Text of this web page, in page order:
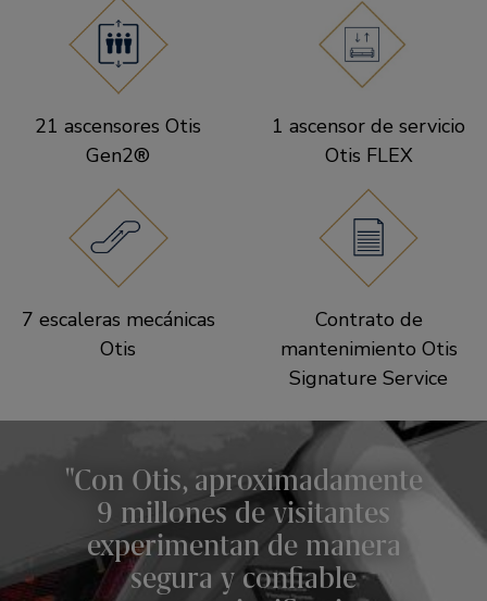
21 ascensores Otis
Gen2®
1 ascensor de servicio
Otis FLEX
7 escaleras mecánicas
Otis
Contrato de
mantenimiento Otis
Signature Service
Con Otis, aproximadamente
9 millones de visitantes
experimentan de manera
segura y confiable